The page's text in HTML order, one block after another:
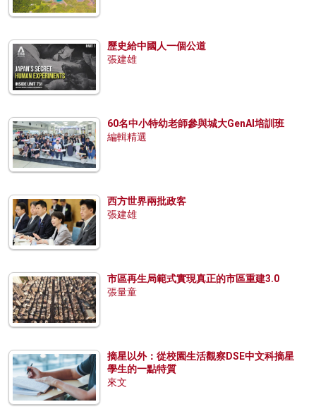
歷史給中國人一個公道
張建雄
60名中小特幼老師參與城大GenAI培訓班
編輯精選
西方世界兩批政客
張建雄
市區再生局範式實現真正的市區重建3.0
張量童
摘星以外：從校園生活觀察DSE中文科摘星
學生的一點特質
來文